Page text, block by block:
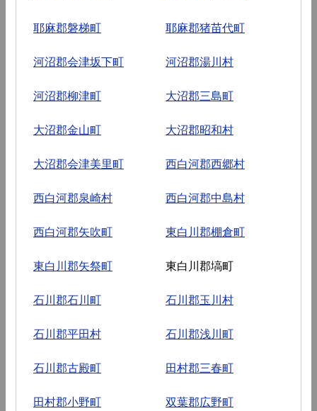
耶麻郡磐梯町 耶麻郡猪苗代町
河沼郡会津坂下町 河沼郡湯川村
河沼郡柳津町 大沼郡三島町
大沼郡金山町 大沼郡昭和村
大沼郡会津美里町 西白河郡西郷村
西白河郡泉崎村 西白河郡中島村
西白河郡矢吹町 東白川郡棚倉町
東白川郡矢祭町 東白川郡塙町
石川郡石川町 石川郡玉川村
石川郡平田村 石川郡浅川町
石川郡古殿町 田村郡三春町
田村郡小野町 双葉郡広野町